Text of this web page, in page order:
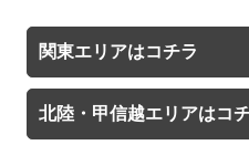
関東エリアはコチラ
北陸・甲信越エリアはコ